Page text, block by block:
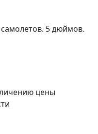
5 дюймов.
цены